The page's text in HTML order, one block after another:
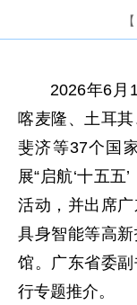
【
2026年6月
喀麦隆、土耳其
斐济等37个国
展“启航‘十五五
活动，并出席广
具身智能等高
馆。广东省委
行专题推介。